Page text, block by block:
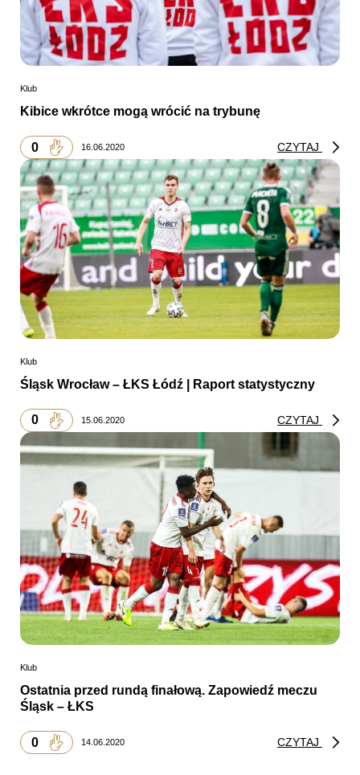
Klub
Kibice wkrótce mogą wrócić na trybunę
0 16.06.2020 CZYTAJ
Klub
Śląsk Wrocław – ŁKS Łódź | Raport statystyczny
0 15.06.2020 CZYTAJ
Klub
Ostatnia przed rundą finałową. Zapowiedź meczu
Śląsk – ŁKS
0 14.06.2020 CZYTAJ